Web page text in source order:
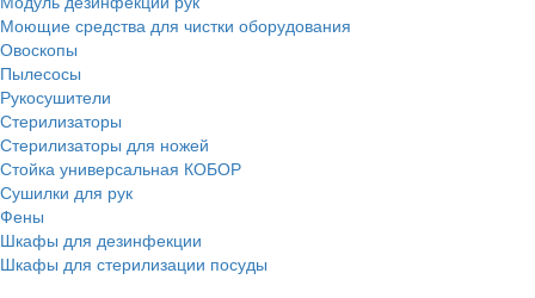
Моющие средства для чистки оборудования
Овоскопы
Пылесосы
Рукосушители
Стерилизаторы
Стерилизаторы для ножей
Стойка универсальная КОБОР
Сушилки для рук
Фены
Шкафы для дезинфекции
Шкафы для стерилизации посуды